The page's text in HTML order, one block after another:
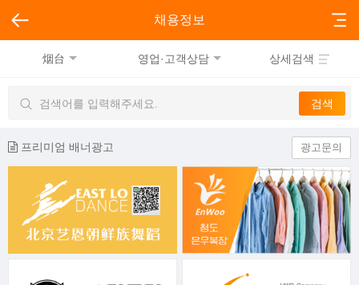
채용정보
烟台 영업·고객상담 상세검색
프리미엄 배너광고 광고문의